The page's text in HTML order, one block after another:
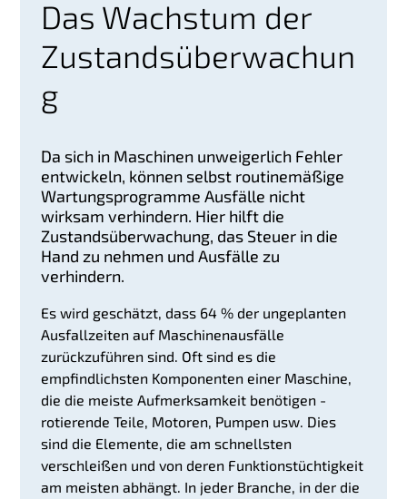
Das Wachstum der
Zustandsüberwachun
g
Da sich in Maschinen unweigerlich Fehler
entwickeln, können selbst routinemäßige
Wartungsprogramme Ausfälle nicht
wirksam verhindern. Hier hilft die
Zustandsüberwachung, das Steuer in die
Hand zu nehmen und Ausfälle zu
verhindern.
Es wird geschätzt, dass 64 % der ungeplanten
Ausfallzeiten auf Maschinenausfälle
zurückzuführen sind. Oft sind es die
empfindlichsten Komponenten einer Maschine,
die die meiste Aufmerksamkeit benötigen -
rotierende Teile, Motoren, Pumpen usw. Dies
sind die Elemente, die am schnellsten
verschleißen und von deren Funktionstüchtigkeit
am meisten abhängt. In jeder Branche, in der die